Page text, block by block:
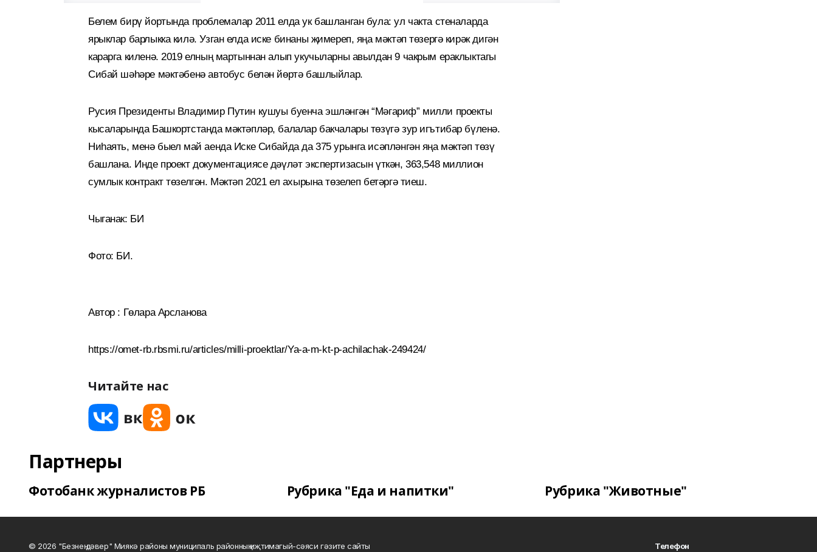
Белем бирү йортында проблемалар 2011 елда ук башланган була: ул чакта стеналарда
ярыклар барлыкка килә. Узган елда иске бинаны җимереп, яңа мәктәп төзергә кирәк дигән
карарга киленә. 2019 елның мартыннан алып укучыларны авылдан 9 чакрым ераклыктагы
Сибай шәһәре мәктәбенә автобус белән йөртә башлыйлар.
Русия Президенты Владимир Путин кушуы буенча эшләнгән “Мәгариф” милли проекты
кысаларында Башкортстанда мәктәпләр, балалар бакчалары төзүгә зур игътибар бүленә.
Ниһаять, менә быел май аенда Иске Сибайда да 375 урынга исәпләнгән яңа мәктәп төзү
башлана. Инде проект документациясе дәүләт экспертизасын үткән, 363,548 миллион
сумлык контракт төзелгән. Мәктәп 2021 ел ахырына төзелеп бетәргә тиеш.
Чыганак: БИ
Фото: БИ.
Автор : Гөлара Арсланова
https://omet-rb.rbsmi.ru/articles/milli-proektlar/Ya-a-m-kt-p-achilachak-249424/
Читайте нас
Партнеры
Фотобанк журналистов РБ Рубрика "Еда и напитки" Рубрика "Животные"
© 2026 "Безнең дәвер" Миякә районы муниципаль районның иҗтимагый-сәяси гәзите сайты
Телефон